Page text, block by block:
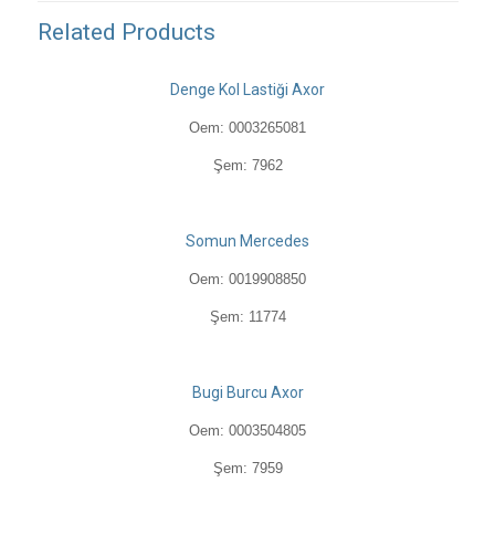
Related Products
Denge Kol Lastiği Axor
Oem: 0003265081
Şem: 7962
Somun Mercedes
Oem: 0019908850
Şem: 11774
Bugi Burcu Axor
Oem: 0003504805
Şem: 7959